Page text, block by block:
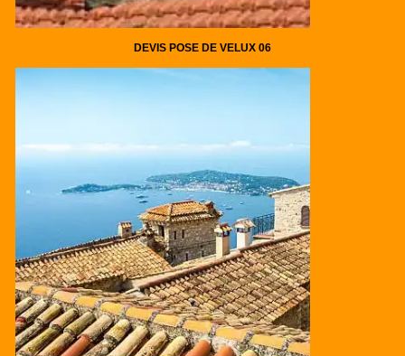
DEVIS POSE DE VELUX 06